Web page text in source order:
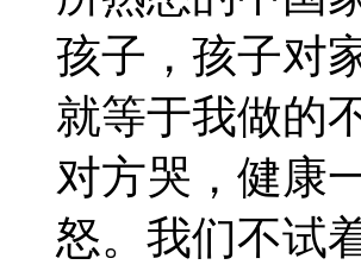
孩子，孩子对
就等于我做的
对方哭，健康
怒。我们不试